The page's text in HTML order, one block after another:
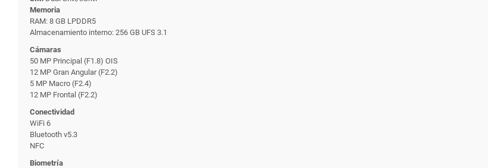
Memoria
RAM: 8 GB LPDDR5
Almacenamiento interno: 256 GB UFS 3.1
Cámaras
50 MP Principal (F1.8) OIS
12 MP Gran Angular (F2.2)
5 MP Macro (F2.4)
12 MP Frontal (F2.2)
Conectividad
WiFi 6
Bluetooth v5.3
NFC
Biometría